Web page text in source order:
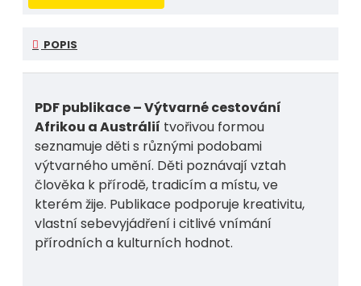
POPIS
PDF publikace – Výtvarné cestování
Afrikou a Austrálií tvořivou formou
seznamuje děti s různými podobami
výtvarného umění. Děti poznávají vztah
člověka k přírodě, tradicím a místu, ve
kterém žije. Publikace podporuje kreativitu,
vlastní sebevyjádření i citlivé vnímání
přírodních a kulturních hodnot.